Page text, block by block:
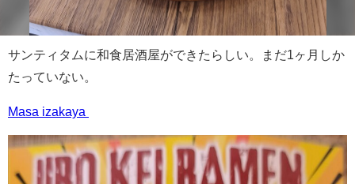
サンティタムに和食居酒屋ができたらしい。まだ1ヶ月しか
たっていない。
Masa izakaya